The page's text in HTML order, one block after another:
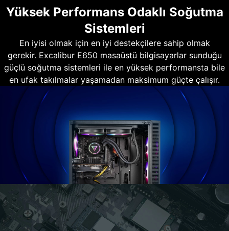
Yüksek Performans Odaklı Soğutma
Sistemleri
En iyisi olmak için en iyi destekçilere sahip olmak
gerekir. Excalibur E650 masaüstü bilgisayarlar sunduğu
güçlü soğutma sistemleri ile en yüksek performansta bile
en ufak takılmalar yaşamadan maksimum güçte çalışır.